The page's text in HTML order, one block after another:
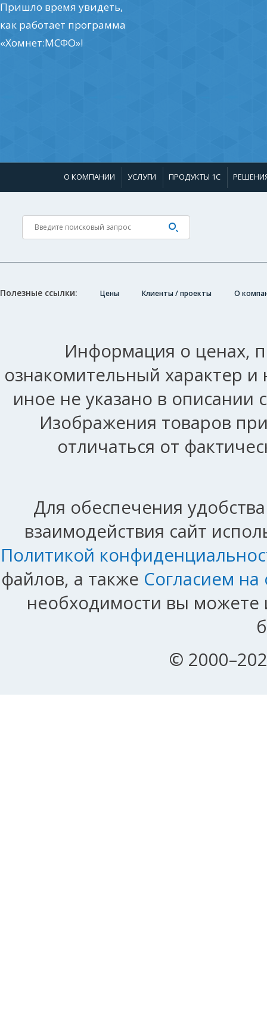
Пришло время увидеть,
как работает программа
«Хомнет:МСФО»!
О КОМПАНИИ УСЛУГИ ПРОДУКТЫ 1С
Полезные ссылки: Цены Клиенты / проекты О
Информация о ценах,
ознакомительный характер
иное не указано в описании
Изображения товаров
отличаться от
Для обеспечения
взаимодействия сайт
Политикой
файлов, а также Согласием
необходимости вы можете
©